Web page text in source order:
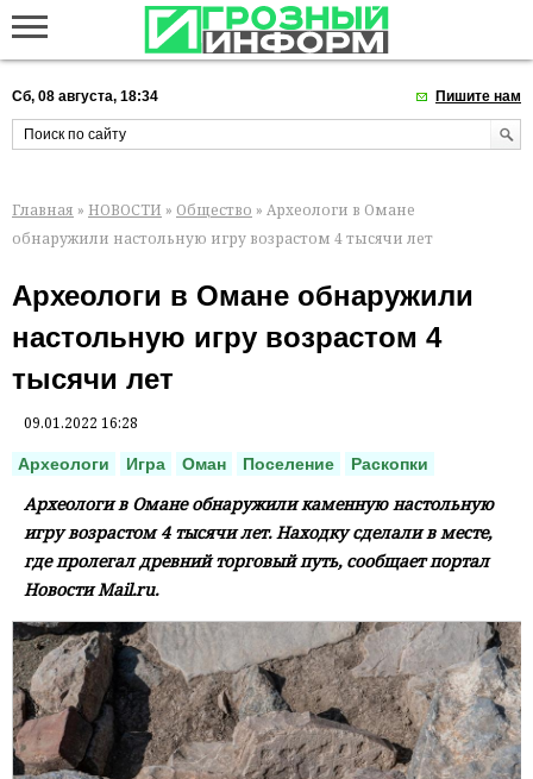
Сб, 08 августа, 18:34 Пишите нам
Главная » НОВОСТИ » Общество » Археологи в Омане
обнаружили настольную игру возрастом 4 тысячи лет
Археологи в Омане обнаружили
настольную игру возрастом 4
тысячи лет
09.01.2022 16:28
Археологи Игра Оман Поселение Раскопки
Археологи в Омане обнаружили каменную настольную
игру возрастом 4 тысячи лет. Находку сделали в месте,
где пролегал древний торговый путь, сообщает портал
Новости Mail.ru.